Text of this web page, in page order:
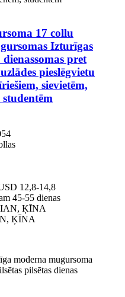
17 collu
Izturīgas
pret
pieslēgvietu
sievietēm,
studentēm
12,8-14,8
45-55 dienas
ĶĪNA
ĶĪNA